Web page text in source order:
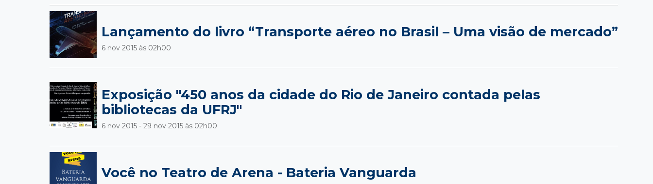
Lançamento do livro “Transporte aéreo no Brasil – Uma visão de mercado”
6 nov 2015 às 02h00
Exposição "450 anos da cidade do Rio de Janeiro contada pelas
bibliotecas da UFRJ"
6 nov 2015 - 29 nov 2015 às 02h00
Você no Teatro de Arena - Bateria Vanguarda